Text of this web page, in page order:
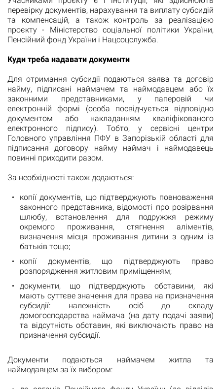
перевірку документів, нарахування та виплату субсидій
та компенсацій, а також контроль за реалізацією
проєкту - Міністерство соціальної політики України,
Пенсійний фонд України і Нацсоцслужба.
Куди треба надавати документи
Для отримання субсидії подаються заява та договір
найму, підписані наймачем та наймодавцем або їх
законними представниками, у паперовій чи
електронній формі (особа посвідчується відповідно
документом або накладанням кваліфікованого
електронного підпису). Тобто, у сервісні центри
Головного управління ПФУ в Запорізькій області для
підписання договору найму наймач і наймодавець
повинні приходити разом.
За необхідності також додаються:
копії документів, що підтверджують повноваження
законного представника, відомості про розірвання
шлюбу, встановлення для подружжя режиму
окремого проживання, стягнення аліментів,
визначення місця проживання дитини з одним із
батьків тощо;
копії документів, що підтверджують право
розпорядження житловим приміщенням;
документи, що підтверджують обставини, які
мають суттєве значення для права на призначення
субсидії: належність осіб до складу
домогосподарства наймача (на дату подачі заяви)
та відсутність обставин, які виключають право на
призначення субсидії.
Документи подаються наймачем житла та
наймодавцем за їх вибором: